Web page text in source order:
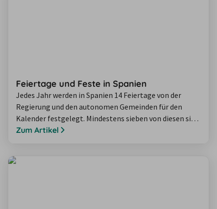
Feiertage und Feste in Spanien
Jedes Jahr werden in Spanien 14 Feiertage von der
Regierung und den autonomen Gemeinden für den
Kalender festgelegt. Mindestens sieben von diesen sind
arbeitsfrei. Neben den gesetzlichen Feiertagen hat in
Zum Artikel